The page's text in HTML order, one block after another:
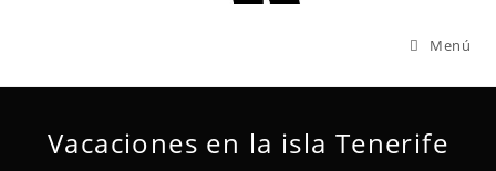
Menú
Vacaciones en la isla Tenerife